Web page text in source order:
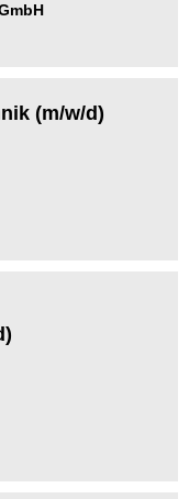
(m/w/d)